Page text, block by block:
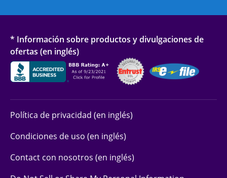
* Información sobre productos y divulgaciones de
ofertas (en inglés)
Política de privacidad (en inglés)
Condiciones de uso (en inglés)
Contact con nosotros (en inglés)